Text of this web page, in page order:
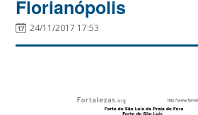
Florianópolis
24/11/2017 17:53